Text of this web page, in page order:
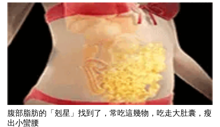
腹部脂肪的「剋星」找到了，常吃這幾物，吃走大肚囊，瘦
出小蠻腰